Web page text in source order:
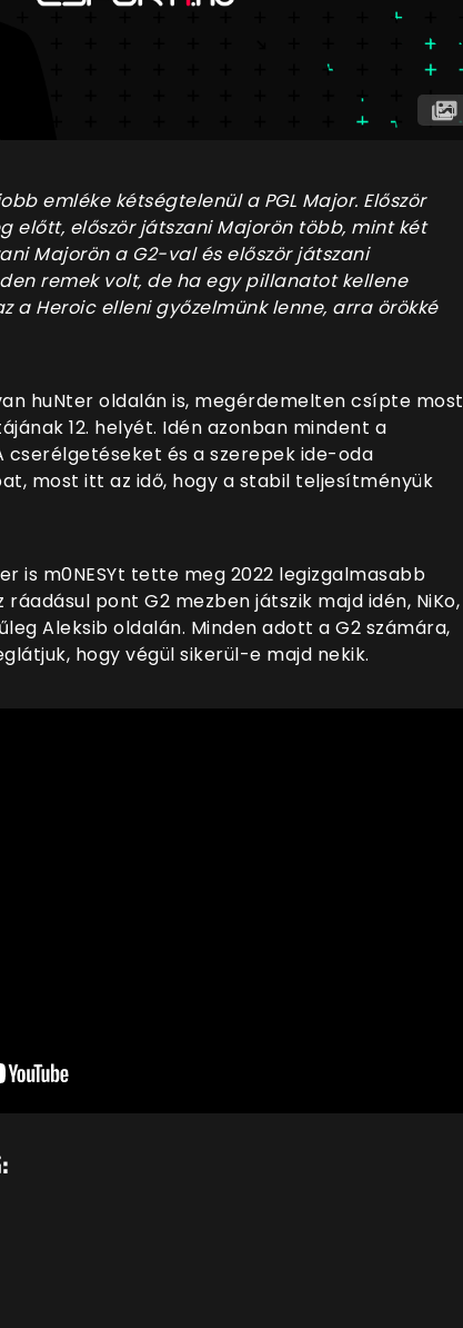
emléke kétségtelenül a PGL Major. Először
előtt, először játszani Majorön több, mint két
Majorön a G2-val és először játszani
remek volt, de ha egy pillanatot kellene
a Heroic elleni győzelmünk lenne, arra örökké
huNter oldalán is, megérdemelten csípte most
12. helyét. Idén azonban mindent a
cserélgetéseket és a szerepek ide-oda
most itt az idő, hogy a stabil teljesítményük
is m0NESYt tette meg 2022 legizgalmasabb
pont G2 mezben játszik majd idén, NiKo,
Aleksib oldalán. Minden adott a G2 számára,
hogy végül sikerül-e majd nekik.